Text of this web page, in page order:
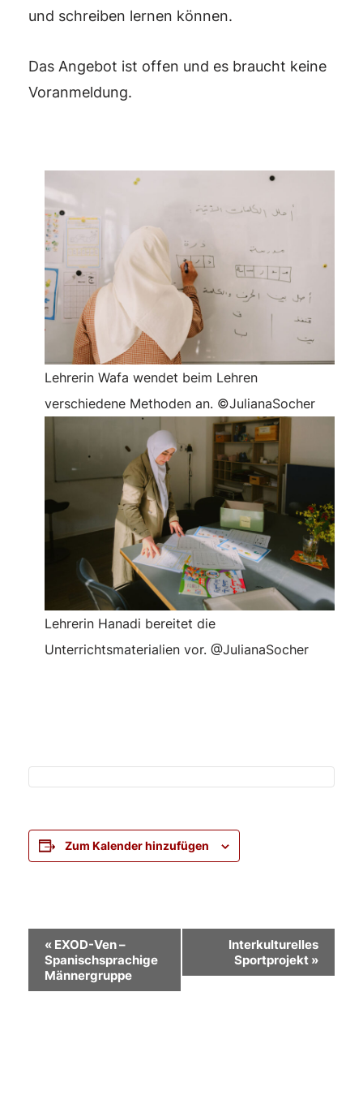
und schreiben lernen können.
Das Angebot ist offen und es braucht keine
Voranmeldung.
Lehrerin Wafa wendet beim Lehren
verschiedene Methoden an. ©JulianaSocher
Lehrerin Hanadi bereitet die
Unterrichtsmaterialien vor. @JulianaSocher
Zum Kalender hinzufügen
Veranstaltung-
Navigation
« EXOD-Ven –
Spanischsprachige
Männergruppe
Interkulturelles
Sportprojekt »